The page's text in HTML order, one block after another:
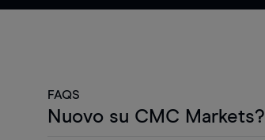
FAQS
Nuovo su CMC Markets?